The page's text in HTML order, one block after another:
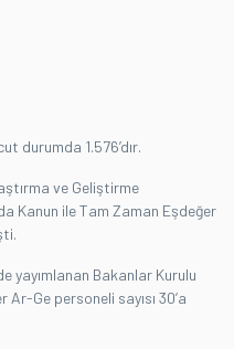
durumda 1.576’dır.
ve Geliştirme
Kanun ile Tam Zaman Eşdeğer
yayımlanan Bakanlar Kurulu
Ge personeli sayısı 30’a